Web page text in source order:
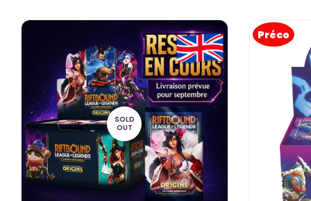
SOLD
OUT
Préco